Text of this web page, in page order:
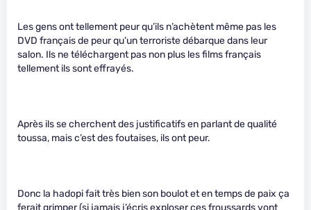
Les gens ont tellement peur qu’ils n’achètent même pas les
DVD français de peur qu’un terroriste débarque dans leur
salon. Ils ne téléchargent pas non plus les films français
tellement ils sont effrayés.
Après ils se cherchent des justificatifs en parlant de qualité
toussa, mais c’est des foutaises, ils ont peur.
Donc la hadopi fait très bien son boulot et en temps de paix ça